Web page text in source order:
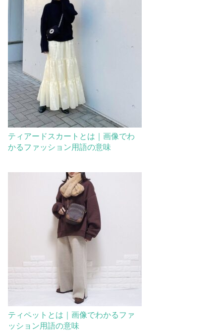
ティアードスカートとは｜画像でわ
かるファッション用語の意味
ティペットとは｜画像でわかるファ
ッション用語の意味